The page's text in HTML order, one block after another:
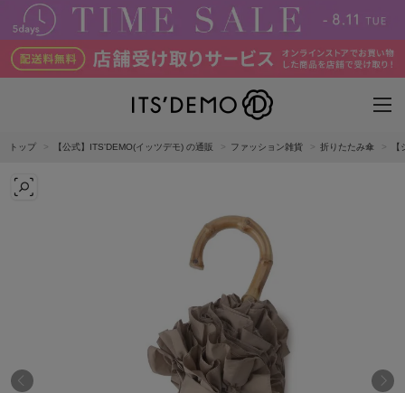
トップ 【公式】ITS'DEMO(イッツデモ) の通販 ファッション雑貨 折りたたみ傘